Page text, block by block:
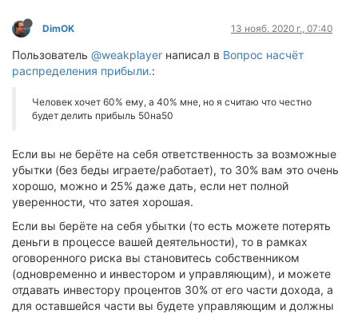
DimOK 13 нояб. 2020 г., 07:40
Пользователь @weakplayer написал в Вопрос насчёт
распределения прибыли.:
Человек хочет 60% ему, а 40% мне, но я считаю что честно
будет делить прибыль 50на50
Если вы не берёте на себя ответственность за возможные
убытки (без беды играете/работает), то 30% вам это очень
хорошо, можно и 25% даже дать, если нет полной
уверенности, что затея хорошая.
Если вы берёте на себя убытки (то есть можете потерять
деньги в процессе вашей деятельности), то в рамках
оговоренного риска вы становитесь собственником
(одновременно и инвестором и управляющим), и можете
отдавать инвестору процентов 30% от его части дохода, а
для оставшейся части вы будете управляющим и должны